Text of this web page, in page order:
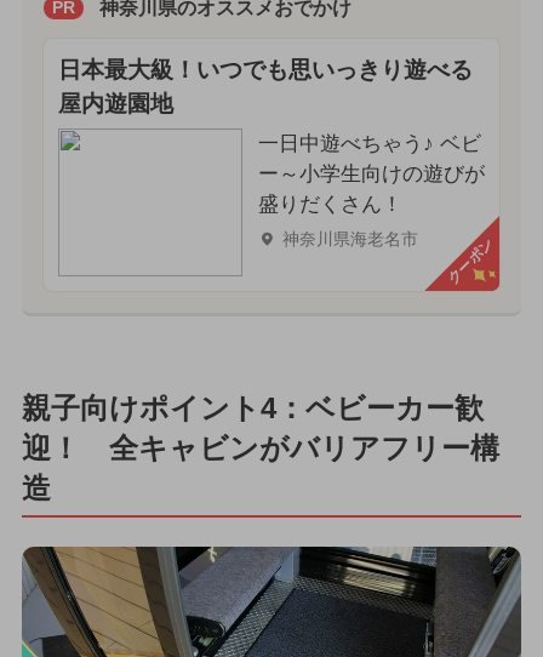
PR 神奈川県のオススメおでかけ
日本最大級！いつでも思いっきり遊べる
屋内遊園地
一日中遊べちゃう♪ ベビ
ー～小学生向けの遊びが
盛りだくさん！
神奈川県海老名市 クーポン
親子向けポイント4：ベビーカー歓
迎！ 全キャビンがバリアフリー構
造